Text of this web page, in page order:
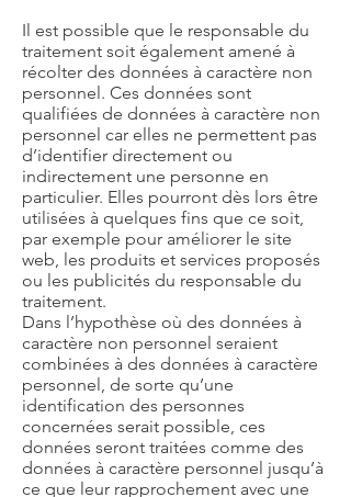
Il est possible que le responsable du
traitement soit également amené à
récolter des données à caractère non
personnel. Ces données sont
qualifiées de données à caractère non
personnel car elles ne permettent pas
d’identifier directement ou
indirectement une personne en
particulier. Elles pourront dès lors être
utilisées à quelques fins que ce soit,
par exemple pour améliorer le site
web, les produits et services proposés
ou les publicités du responsable du
traitement.
Dans l’hypothèse où des données à
caractère non personnel seraient
combinées à des données à caractère
personnel, de sorte qu’une
identification des personnes
concernées serait possible, ces
données seront traitées comme des
données à caractère personnel jusqu’à
ce que leur rapprochement avec une